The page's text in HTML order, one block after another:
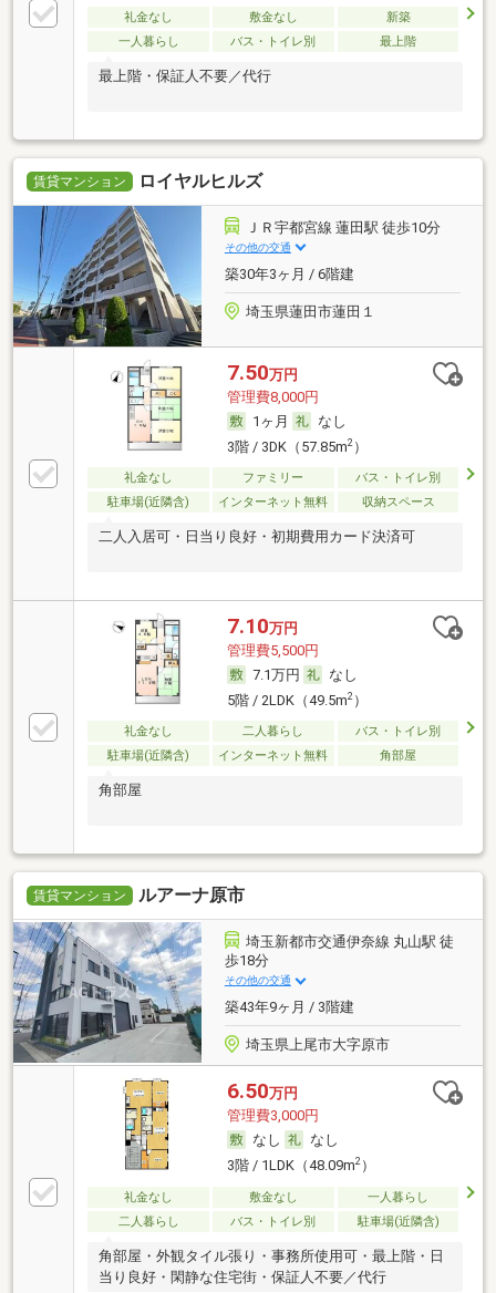
礼金なし 敷金なし
新築
一人暮らし
バス・トイレ別 最上階
最上階・保証人不要／代行
賃貸マンション ロイヤルヒルズ
ＪＲ宇都宮線 蓮田駅 徒歩10分
その他の交通
築30年3ヶ月 / 6階建
埼玉県蓮田市蓮田１
7.50万円
管理費8,000円
1ヶ月
なし
3階 / 3DK（57.85m2）
礼金なし ファミリー
バス・トイレ別
駐車場(近隣含)
インターネット無料 収納スペース
二人入居可・日当り良好・初期費用カード決済可
7.10万円
管理費5,500円
7.1万円
なし
5階 / 2LDK（49.5m2）
礼金なし 二人暮らし
バス・トイレ別
駐車場(近隣含)
インターネット無料 角部屋
角部屋
賃貸マンション ルアーナ原市
埼玉新都市交通伊奈線 丸山駅 徒
歩18分
その他の交通
築43年9ヶ月 / 3階建
埼玉県上尾市大字原市
6.50万円
管理費3,000円
なし
なし
3階 / 1LDK（48.09m2）
礼金なし 敷金なし
一人暮らし
二人暮らし
バス・トイレ別 駐車場(近隣含)
角部屋・外観タイル張り・事務所使用可・最上階・日
当り良好・閑静な住宅街・保証人不要／代行